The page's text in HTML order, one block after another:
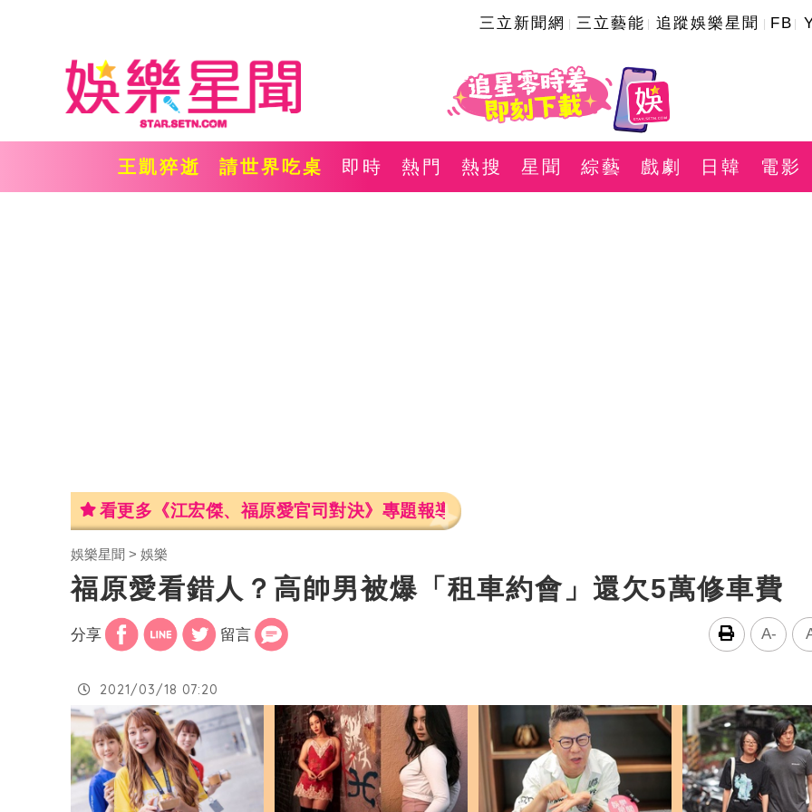
三立新聞網 三立藝能 追蹤娛樂星聞 FB
王凱猝逝 請世界吃桌 即時 熱門 熱搜 星聞 綜藝 戲劇 日韓 電影
看更多《江宏傑、福原愛官司對決》專題報導
娛樂星聞 娛樂
福原愛看錯人？高帥男被爆「租車約會」還欠5萬修車費
分享 留言 A-
2021/03/18 07:20